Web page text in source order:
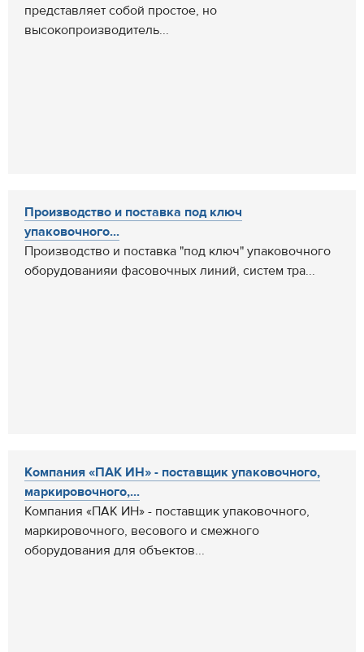
представляет собой простое, но
высокопроизводитель...
Производство и поставка под ключ
упаковочного...
Производство и поставка "под ключ" упаковочного
оборудованияи фасовочных линий, систем тра...
Компания «ПАК ИН» - поставщик упаковочного,
маркировочного,...
Компания «ПАК ИН» - поставщик упаковочного,
маркировочного, весового и смежного
оборудования для объектов...